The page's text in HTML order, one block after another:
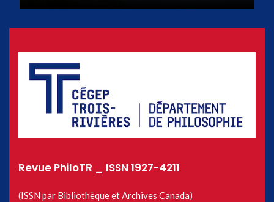
Revue PhiloTR _ ISSN 1927-4211
(ISSN par Bibliothèque et Archives Canada)